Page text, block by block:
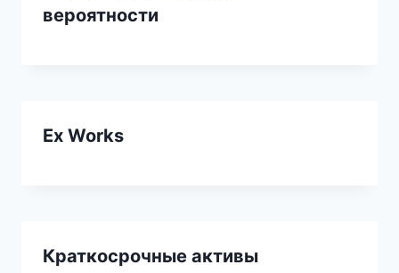
вероятности
Ex Works
Краткосрочные активы